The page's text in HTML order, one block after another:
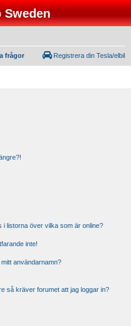
Sweden
frågor Registrera din Tesla/elbil
i listorna över vilka som är online?
inte!
användarnamn?
så kräver forumet att jag loggar in?